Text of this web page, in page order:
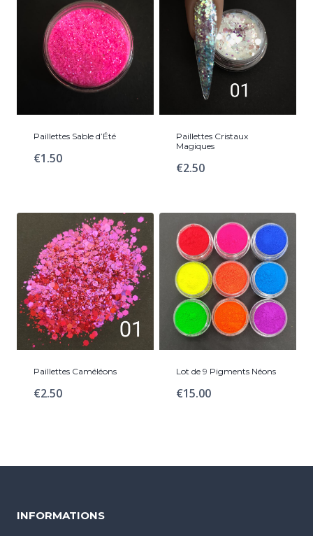
Paillettes Sable d’Été
€1.50
Paillettes Cristaux
Magiques
€2.50
Paillettes Caméléons
€2.50
Lot de 9 Pigments Néons
€15.00
INFORMATIONS